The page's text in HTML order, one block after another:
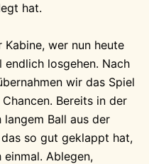
hat.
wer nun heute
losgehen. Nach
wir das Spiel
Bereits in der
Ball aus der
so gut geklappt hat,
Ablegen,